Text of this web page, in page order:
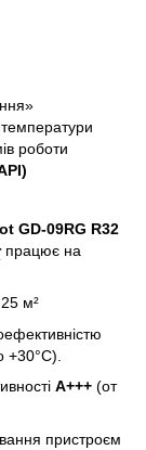
роботи
GD-09RG R32
працює на
м²
+30°C).
A+++ (от
пристроєм